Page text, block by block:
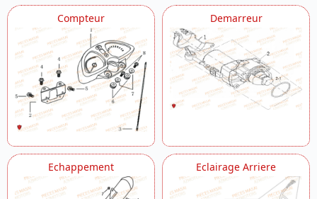
Compteur Demarreur
Echappement Eclairage Arriere